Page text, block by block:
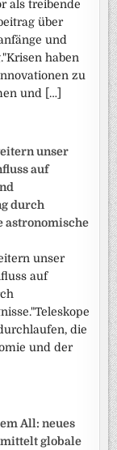
als treibende
über
und
haben
zu
und […]
unser
auf
durch
astronomische
unser
auf
die
und der
All: neues
globale